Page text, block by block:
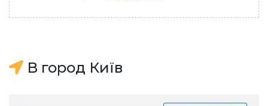
В город Київ